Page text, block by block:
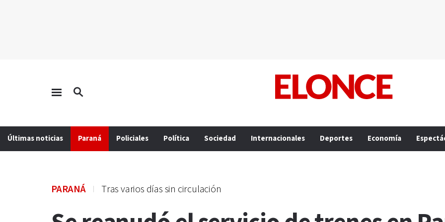
Últimas noticias Paraná Policiales Política Sociedad Internacionales Deportes Economía
PARANÁ Tras varios días sin circulación